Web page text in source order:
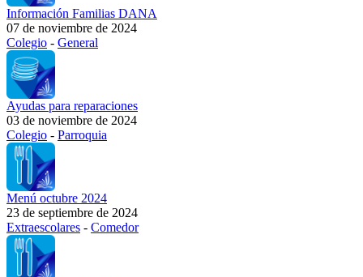
Información Familias DANA
07 de noviembre de 2024
Colegio - General
Ayudas para reparaciones
03 de noviembre de 2024
Colegio - Parroquia
Menú octubre 2024
23 de septiembre de 2024
Extraescolares - Comedor